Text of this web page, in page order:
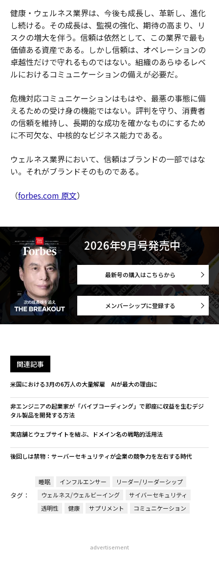
健康・ウェルネス業界は、今後も成長し、革新し、進化
し続ける。その成長は、監視の強化、期待の高まり、リ
スクの増大を伴う。信頼は依然として、この業界で最も
価値ある資産である。しかし信頼は、オペレーションの
卓越性だけで守れるものではない。組織のあらゆるレベ
ルにおけるコミュニケーションの備えが必要だ。
危機対応コミュニケーションはもはや、最悪の事態に備
えるための受け身の機能ではない。評判を守り、消費者
の信頼を維持し、長期的な成功を確かなものにするため
に不可欠な、中核的なビジネス能力である。
ウェルネス業界において、信頼はブランドの一部ではな
い。それがブランドそのものである。
（forbes.com 原文）
2026年9月号発売中
最新号の購入はこちらから
メンバーシップに登録する
関連記事
米国における3月の6万人の大量解雇 AIが最大の理由に
非エンジニアの起業家が「バイブコーディング」で即座に収益を生むデジ
タル製品を開発する方法
実店舗とウェブサイトを結ぶ、ドメイン名の戦略的活用法
後回しは禁物：サーバーセキュリティが企業の競争力を左右する時代
タグ：
睡眠 インフルエンサー
リーダー/リーダーシップ
ウェルネス/ウェルビーイング
サイバーセキュリティ
透明性
健康 サプリメント コミュニケーション
advertisement